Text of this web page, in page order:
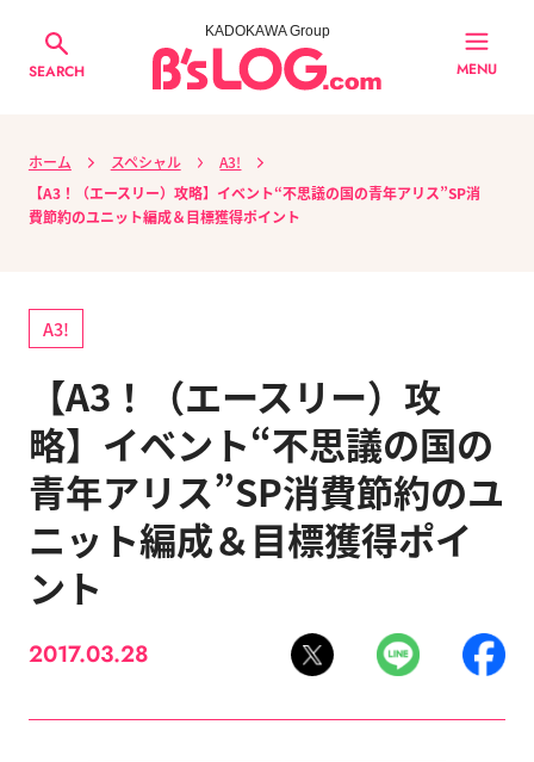
SEARCH
KADOKAWA Group
MENU
ホーム スペシャル
A3!
【A3！（エースリー）攻略】イベント“不思議の国の青年アリス”SP消
費節約のユニット編成＆目標獲得ポイント
A3!
【A3！（エースリー）攻
略】イベント“不思議の国の
青年アリス”SP消費節約のユ
ニット編成＆目標獲得ポイ
ント
2017.03.28